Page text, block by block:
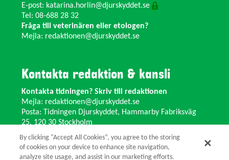
E-post: katarina.horlin@djurskyddet.se
Tel: 08-688 28 32
Fråga till veterinären eller etologen?
Mejla: redaktionen@djurskyddet.se
Kontakta redaktion & kansli
Kontakta tidningen? Skriv till redaktionen
Mejla: redaktionen@djurskyddet.se
Posta: Tidningen Djurskyddet, Hammarby Fabriksväg
25, 120 30 Stockholm
Ändra adress? Kontakta kansliet
Växel: 08-673 35 11 E-post:
info@djurskyddet.se
By clicking “Accept All Cookies”, you agree to the storing
of cookies on your device to enhance site navigation,
analyze site usage, and assist in our marketing efforts.